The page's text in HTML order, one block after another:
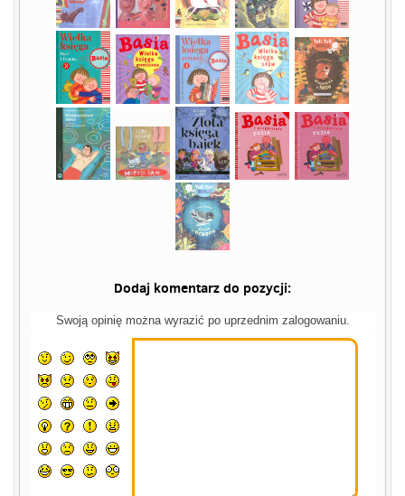
Dodaj komentarz do pozycji:
Swoją opinię można wyrazić po uprzednim zalogowaniu.